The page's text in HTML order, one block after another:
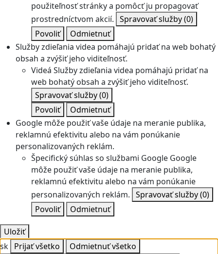
použiteľnosť stránky a pomôcť ju propagovať
prostredníctvom akcií. Spravovať služby(0)
Povoliť
Odmietnuť
Služby zdieľania videa pomáhajú pridať na web bohatý
obsah a zvýšiť jeho viditeľnosť.
Videá Služby zdieľania videa pomáhajú pridať na
web bohatý obsah a zvýšiť jeho viditeľnosť.
Spravovať služby(0)
Povoliť
Odmietnuť
Google môže použiť vaše údaje na meranie publika,
reklamnú efektivitu alebo na vám ponúkanie
personalizovaných reklám.
Špecifický súhlas so službami Google Google
môže použiť vaše údaje na meranie publika,
reklamnú efektivitu alebo na vám ponúkanie
personalizovaných reklám. Spravovať služby(0)
Povoliť
Odmietnuť
Uložiť
sk Prijať všetko
Odmietnuť všetko